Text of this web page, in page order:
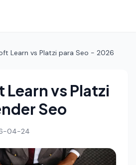
Learn vs Platzi para Seo - 2026
vs Platzi
Seo
04-24